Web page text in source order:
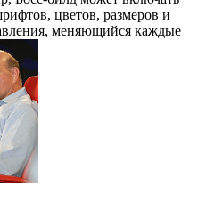
цветов, размеров и
меняющийся каждые